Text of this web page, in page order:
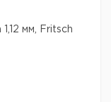
мм, Fritsch